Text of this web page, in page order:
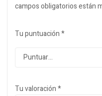
campos obligatorios están
Tu puntuación*
Tu valoración*